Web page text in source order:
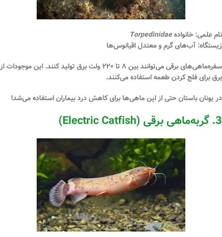
نام علمی: خانوادهTorpedinidae
زیستگاه: آب‌های گرم و معتدل اقیانوس‌ها
سفره‌ماهی‌های برقی می‌توانند بین۸ تا ۲۲۰ ولت
برق تولید کنند. این موجودات از
برق برای فلج کردن طعمه استفاده می‌کنند.
در یونان باستان حتی از این ماهی‌ها برای کاهش درد بیماران استفاده می‌شد!
3. گربه‌ماهی برقی (Electric Catfish)